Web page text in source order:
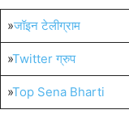
»जॉइन टेलीग्राम
»Twitter ग्रुप
»Top Sena Bharti